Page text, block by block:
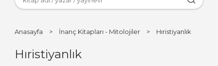
Anasayfa > İnanç Kitapları - Mitolojiler > Hıristiyanlık
Hıristiyanlık